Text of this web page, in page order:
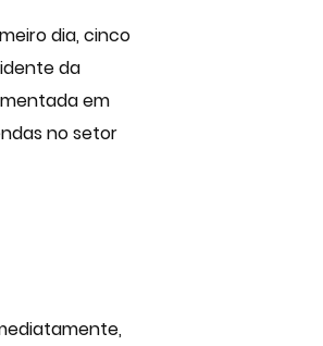
dia, cinco
da
em
no setor